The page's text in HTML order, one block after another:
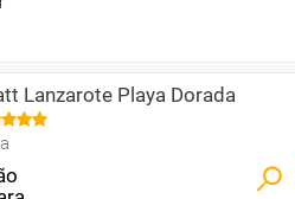
Lanzarote Playa Dorada